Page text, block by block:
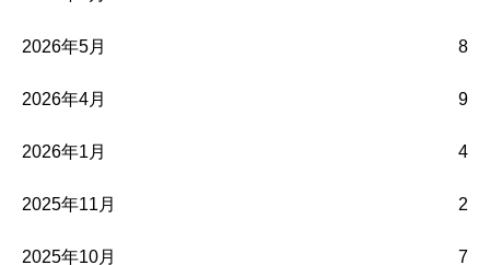
2026年5月 8
2026年4月 9
2026年1月 4
2025年11月 2
2025年10月 7